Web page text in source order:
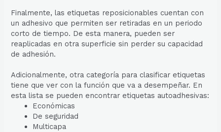
Finalmente, las etiquetas reposicionables cuentan con
un adhesivo que permiten ser retiradas en un periodo
corto de tiempo. De esta manera, pueden ser
reaplicadas en otra superficie sin perder su capacidad
de adhesión.
Adicionalmente, otra categoría para clasificar etiquetas
tiene que ver con la función que va a desempeñar. En
esta lista se pueden encontrar etiquetas autoadhesivas:
Económicas
De seguridad
Multicapa